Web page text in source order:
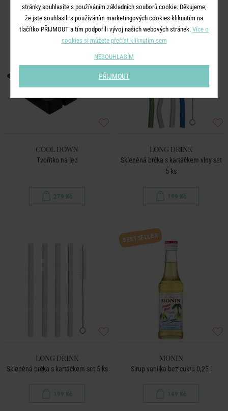
COOL DOWN
Tvořítko na led
279 Kč
LONG DRINK
Skleněná brčka s kartáčkem vlny set
5 ks
199 Kč
LONG DRINK
Skleněná brčka s kartáčkem set 5 ks
199 Kč
BESTSELLER
MONIN
Sirup vanilka bez cukru 0,25 l
149 Kč
stránky souhlasíte s používáním základních souborů cookie. Děkujeme,
že jste souhlasili s používáním marketingových cookies kliknutím na
tlačítko PŘIJMOUT a tím podpořili vývoj našich webových stránek. Více o
cookies si můžete přečíst kliknutím sem
NESOUHLASÍM
PŘIJMOUT